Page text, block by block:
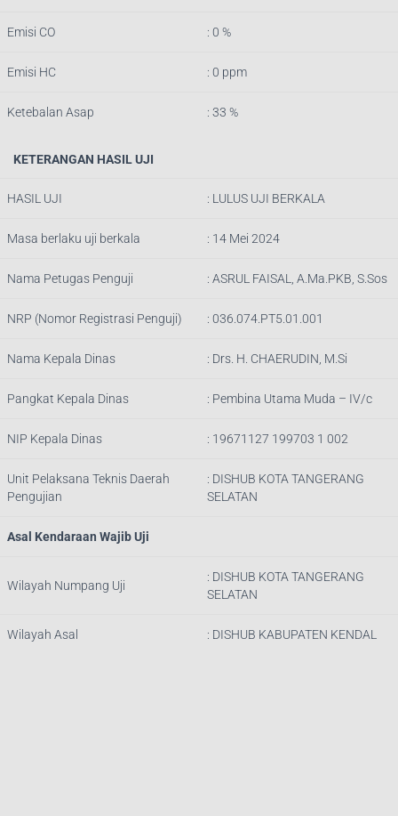
Emisi CO : 0 %
Emisi HC : 0 ppm
Ketebalan Asap : 33 %
KETERANGAN HASIL UJI
HASIL UJI : LULUS UJI BERKALA
Masa berlaku uji berkala : 14 Mei 2024
Nama Petugas Penguji : ASRUL FAISAL, A.Ma.PKB, S.Sos
NRP (Nomor Registrasi Penguji) : 036.074.PT5.01.001
Nama Kepala Dinas : Drs. H. CHAERUDIN, M.Si
Pangkat Kepala Dinas : Pembina Utama Muda – IV/c
NIP Kepala Dinas : 19671127 199703 1 002
Unit Pelaksana Teknis Daerah
Pengujian
: DISHUB KOTA TANGERANG
SELATAN
Asal Kendaraan Wajib Uji
Wilayah Numpang Uji
: DISHUB KOTA TANGERANG
SELATAN
Wilayah Asal : DISHUB KABUPATEN KENDAL